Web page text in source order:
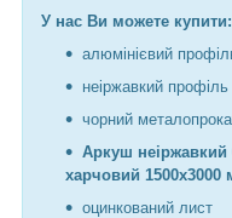
У нас Ви можете купити:
алюмінієвий
неіржавкий
чорний
Аркуш
харчовий 1500х3000
оцинкований лист